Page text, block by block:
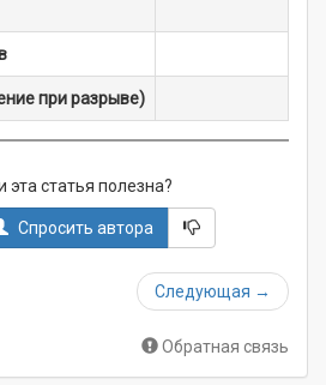
при разрыве)
эта статья полезна?
Спросить автора
Следующая →
Обратная связь